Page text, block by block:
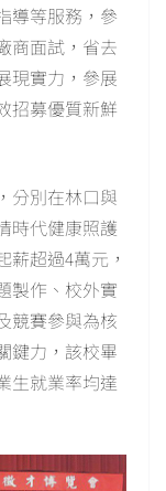
導等服務，參
商面試，省去
現實力，參展
招募優質新鮮
分別在林口與
時代健康照護
超過4萬元，
製作、校外實
競賽參與為核
鍵力，該校畢
生就業率均達